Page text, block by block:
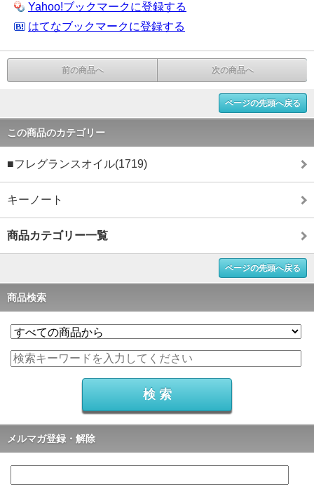
Yahoo!ブックマークに登録する
はてなブックマークに登録する
前の商品へ 次の商品へ
ページの先頭へ戻る
この商品のカテゴリー
■フレグランスオイル(1719)
キーノート
商品カテゴリー一覧
ページの先頭へ戻る
商品検索
メルマガ登録・解除